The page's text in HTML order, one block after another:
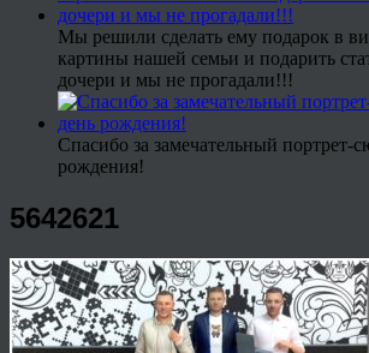
Мы решили сделать ему подарок в
картины нашей семьи и подарить
дочери и мы не прогадали!!!
Спасибо за замечательный портрет-
рождения!
5642621